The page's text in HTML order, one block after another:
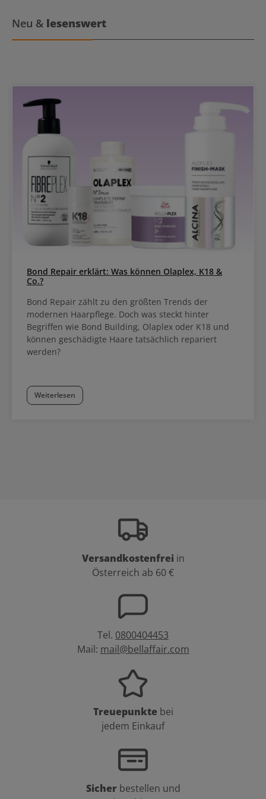
Pigmente dringen gezielt in den Haarkortex ein und sorgen so für
eine verbesserte Farbleistung. Die Öle enthalten wertvolles Omega
9, das die Schuppenschicht versiegelt. So entsteht nicht nur eine
mit Igora Vibrance Activator Gel 1,9 % zum Auffrischen der Längen
färben), 6% (Ton-in-Ton-Coloration) oder 9% (Färben mit den -00
Schwarzkopf Igora Zero Amm Benefits Bis zu 3 Stufen Aufhellung
(10er Serie) Bis zu 100% Weißabdeckung Verbesserte
Farbrichtung, Deckkraft und Neutralisation* Vegan, silikonfrei,
Neu & lesenswert
Bond Repair erklärt: Was können Olaplex, K18 &
Co.?
Bond Repair zählt zu den größten Trends der
modernen Haarpflege. Doch was steckt hinter
Begriffen wie Bond Building, Olaplex oder K18 und
können geschädigte Haare tatsächlich repariert
werden?
Weiterlesen
Versandkostenfrei in
Österreich ab 60 €
Tel. 0800404453
Mail: mail@bellaffair.com
Treuepunkte bei
jedem Einkauf
Sicher bestellen und